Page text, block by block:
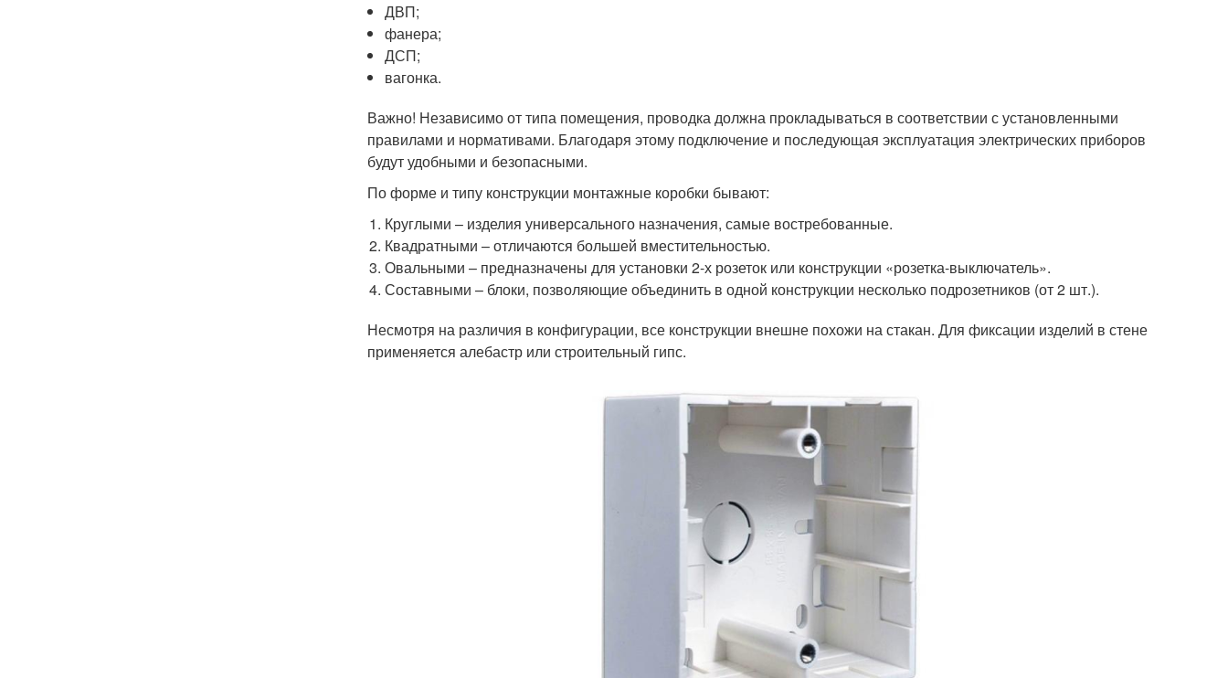
ДВП;
фанера;
ДСП;
вагонка.
Важно! Независимо от типа помещения, проводка должна прокладываться в соответствии с установленными
правилами и нормативами. Благодаря этому подключение и последующая эксплуатация электрических приборов
будут удобными и безопасными.
По форме и типу конструкции монтажные коробки бывают:
Круглыми – изделия универсального назначения, самые востребованные.
Квадратными – отличаются большей вместительностью.
Овальными – предназначены для установки 2-х розеток или конструкции «розетка-выключатель».
Составными – блоки, позволяющие объединить в одной конструкции несколько подрозетников (от 2 шт.).
Несмотря на различия в конфигурации, все конструкции внешне похожи на стакан. Для фиксации изделий в стене
применяется алебастр или строительный гипс.